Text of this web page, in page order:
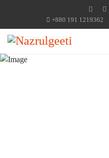
+880 191 1219362